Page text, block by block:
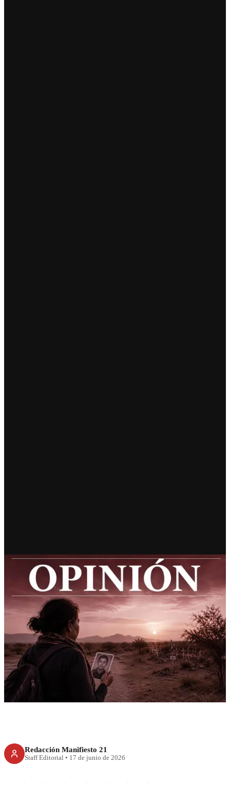
RECIENTE
Las causas de los desaparecidos
Redacción Manifiesto 21
Staff Editorial • 17 de junio de 2026